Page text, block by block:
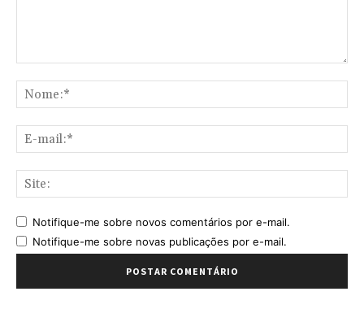
Notifique-me sobre novos comentários por e-mail.
Notifique-me sobre novas publicações por e-mail.